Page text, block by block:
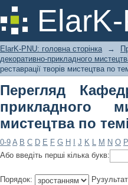
Перегляд
реставрації
ElarK-PNU: головна сторінка →
декоративно-прикладного
реставрації творів мистецтва по
Перегляд
прикладного
мистецтва по темі
0-9 A B C D E F G H J K L M N O P
Або введіть перші кілька букв:
Порядок: